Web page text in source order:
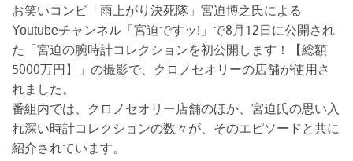
お笑いコンビ「雨上がり決死隊」宮迫博之氏による
Youtubeチャンネル「宮迫ですッ!」で8月12日に公開され
た「宮迫の腕時計コレクションを初公開します！【総額
5000万円】」の撮影で、クロノセオリーの店舗が使用さ
れました。
番組内では、クロノセオリー店舗のほか、宮迫氏の思い入
れ深い時計コレクションの数々が、そのエピソードと共に
紹介されています。